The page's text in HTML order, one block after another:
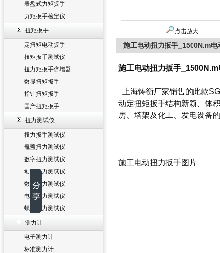
表盘式力矩扳手
力矩扳手检定仪
扭矩扳手
定扭矩电动扳手
扭矩扳手测试仪
扭力矩扳手倍增器
数显扭矩扳手
指针扭矩扳手
国产扭矩扳手
扭力测试仪
扭力扳手测试仪
瓶盖扭力测试仪
数字扭力测试仪
动态扭力测试仪
数显扭力测试仪
电批扭力测试仪
螺丝扭力测试仪
测力计
电子测力计
标准测力计
点击放大
施工电动扭力扳手_1500N.m电
施工电动扭力扳手
上海铸衡厂家销售的此款
动定扭矩扳手结构新颖、体
房、塔架及化工、发电设备
施工电动扭力扳手图片